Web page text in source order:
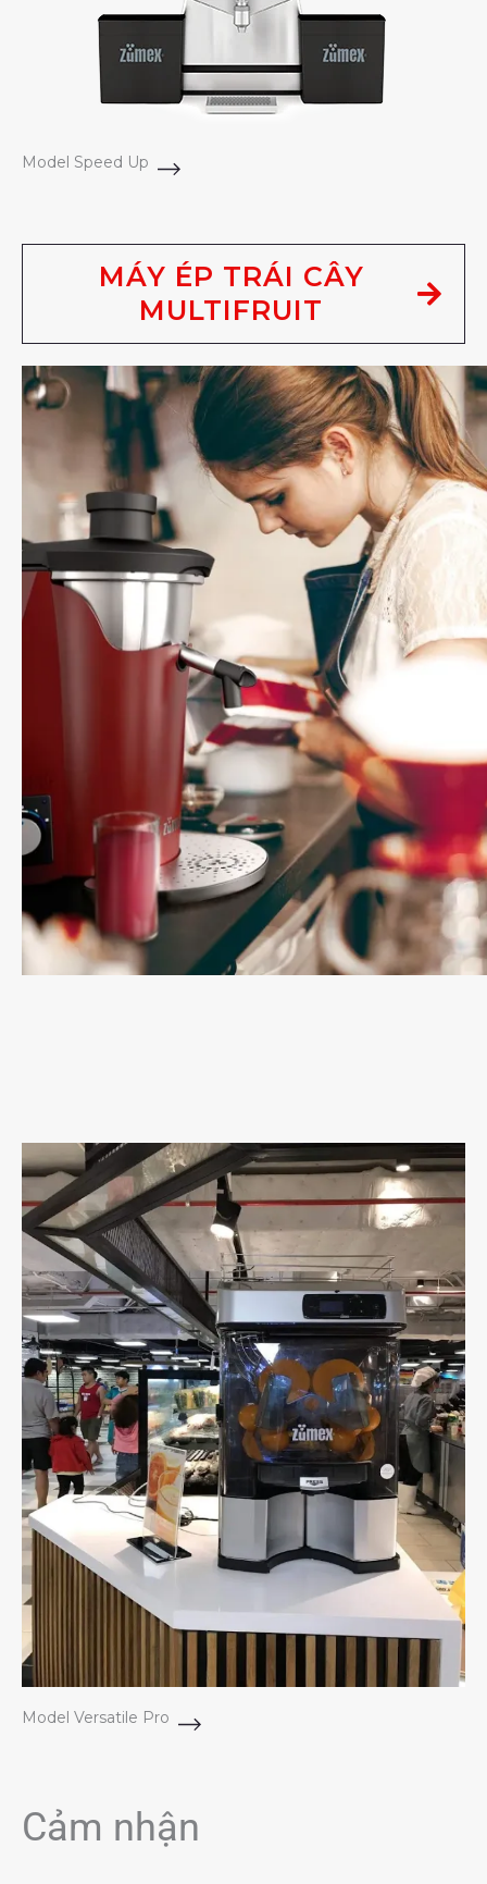
Model Speed Up
MÁY ÉP TRÁI CÂY
MULTIFRUIT
Model Versatile Pro
Cảm nhận